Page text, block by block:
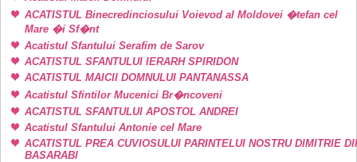
ACATISTUL Binecredinciosului Voievod al Moldovei �tefan cel
Mare �i Sf�nt
Acatistul Sfantului Serafim de Sarov
ACATISTUL SFANTULUI IERARH SPIRIDON
ACATISTUL MAICII DOMNULUI PANTANASSA
Acatistul Sfintilor Mucenici Br�ncoveni
ACATISTUL SFANTULUI APOSTOL ANDREI
Acatistul Sfantului Antonie cel Mare
ACATISTUL PREA CUVIOSULUI PARINTELUI NOSTRU DIMITRIE
BASARABI